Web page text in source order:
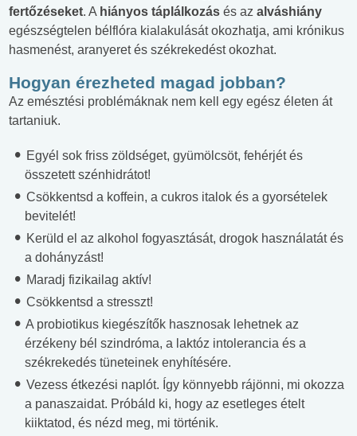
fertőzéseket. A hiányos táplálkozás és az alváshiány
egészségtelen bélflóra kialakulását okozhatja, ami krónikus
hasmenést, aranyeret és székrekedést okozhat.
Hogyan érezheted magad jobban?
Az emésztési problémáknak nem kell egy egész életen át
tartaniuk.
Egyél sok friss zöldséget, gyümölcsöt, fehérjét és
összetett szénhidrátot!
Csökkentsd a koffein, a cukros italok és a gyorsételek
bevitelét!
Kerüld el az alkohol fogyasztását, drogok használatát és
a dohányzást!
Maradj fizikailag aktív!
Csökkentsd a stresszt!
A probiotikus kiegészítők hasznosak lehetnek az
érzékeny bél szindróma, a laktóz intolerancia és a
székrekedés tüneteinek enyhítésére.
Vezess étkezési naplót. Így könnyebb rájönni, mi okozza
a panaszaidat. Próbáld ki, hogy az esetleges ételt
kiiktatod, és nézd meg, mi történik.